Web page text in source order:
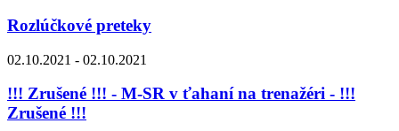
Rozlúčkové preteky
02.10.2021 - 02.10.2021
!!! Zrušené !!! - M-SR v ťahaní na trenažéri - !!!
Zrušené !!!